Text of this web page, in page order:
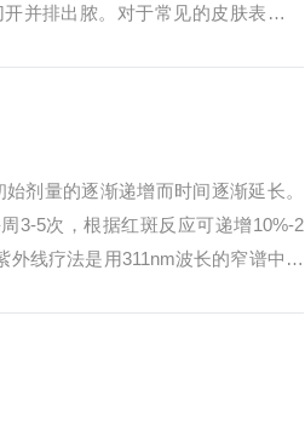
并排出脓。对于常见的皮肤表面感
剂量的逐渐递增而时间逐渐延长。
3-5次，根据红斑反应可递增10%-2
线疗法是用311nm波长的窄谱中波